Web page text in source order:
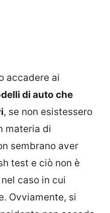
accadere ai
di auto che
, se non esistessero
materia di
sembrano aver
test e ciò non è
caso in cui
Ovviamente, si